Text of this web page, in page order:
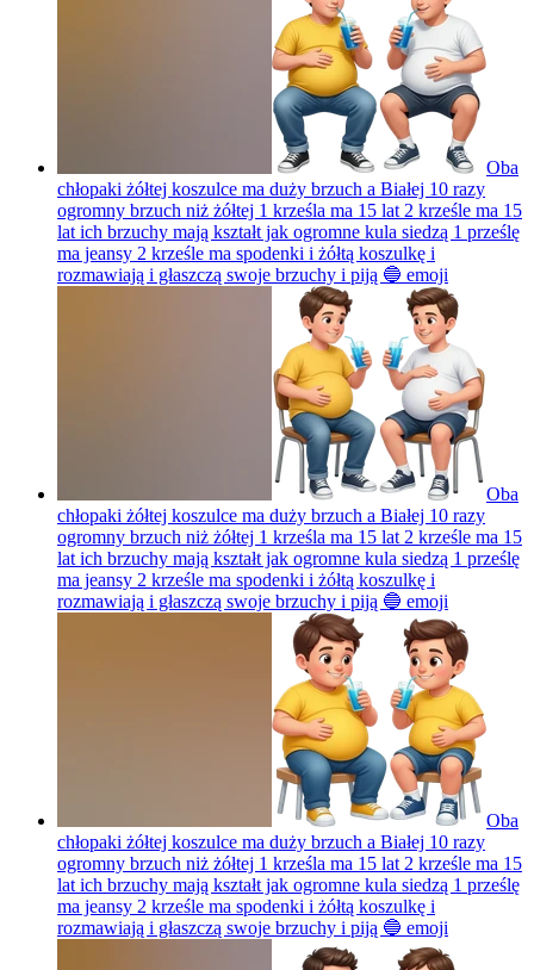
Oba
chłopaki żółtej koszulce ma duży brzuch a Białej 10 razy
ogromny brzuch niż żółtej 1 krześla ma 15 lat 2 krześle ma 15
lat ich brzuchy mają kształt jak ogromne kula siedzą 1 prześlę
ma jeansy 2 krześle ma spodenki i żółtą koszulkę i
rozmawiają i głaszczą swoje brzuchy i piją 🔵 emoji
Oba
chłopaki żółtej koszulce ma duży brzuch a Białej 10 razy
ogromny brzuch niż żółtej 1 krześla ma 15 lat 2 krześle ma 15
lat ich brzuchy mają kształt jak ogromne kula siedzą 1 prześlę
ma jeansy 2 krześle ma spodenki i żółtą koszulkę i
rozmawiają i głaszczą swoje brzuchy i piją 🔵 emoji
Oba
chłopaki żółtej koszulce ma duży brzuch a Białej 10 razy
ogromny brzuch niż żółtej 1 krześla ma 15 lat 2 krześle ma 15
lat ich brzuchy mają kształt jak ogromne kula siedzą 1 prześlę
ma jeansy 2 krześle ma spodenki i żółtą koszulkę i
rozmawiają i głaszczą swoje brzuchy i piją 🔵 emoji